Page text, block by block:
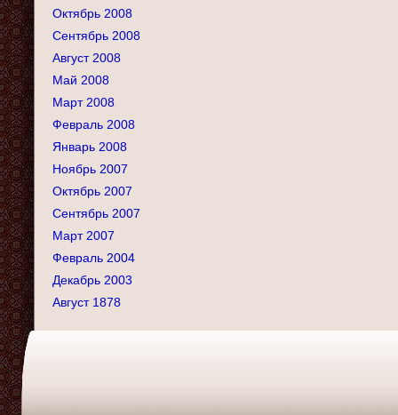
Октябрь 2008
Сентябрь 2008
Август 2008
Май 2008
Март 2008
Февраль 2008
Январь 2008
Ноябрь 2007
Октябрь 2007
Сентябрь 2007
Март 2007
Февраль 2004
Декабрь 2003
Август 1878